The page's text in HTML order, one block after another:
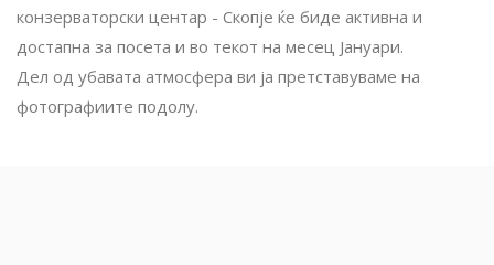
конзерваторски центар - Скопје ќе биде активна и
достапна за посета и во текот на месец Јануари.
Дел од убавата атмосфера ви ја претставуваме на
фотографиите подолу.